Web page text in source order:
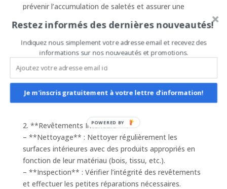
prévenir l’accumulation de saletés et assurer une
1. **Contrôle de l’Humidité** :
– **Déshumidificateur** : Utiliser un
déshumidificateur pour maintenir un niveau d’humidité
approprié, particulièrement dans les climats humides.
– **Ventilation** : Assurer une bonne ventilation pour
éviter la condensation à l’intérieur du dôme.
2. **Revêtements Intérieurs** :
– **Nettoyage** : Nettoyer régulièrement les
surfaces intérieures avec des produits appropriés en
fonction de leur matériau (bois, tissu, etc.).
– **Inspection** : Vérifier l’intégrité des revêtements
et effectuer les petites réparations nécessaires.
Restez informés des dernières nouveautés!
Indiquez nous simplement votre adresse email et recevez des
informations sur nos nouveautés et promotions.
Je m'inscris gratuitement à votre lettre d'information!
POWERED BY